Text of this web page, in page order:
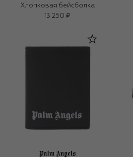
Хлопковая бейсболка
13 250 ₽